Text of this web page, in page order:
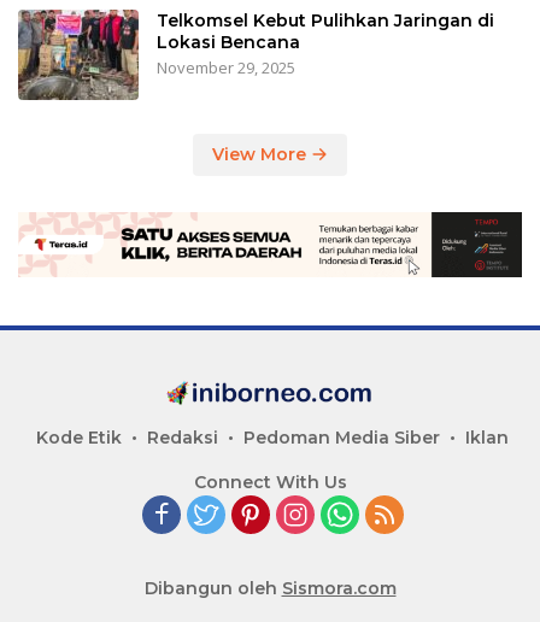
Telkomsel Kebut Pulihkan Jaringan di
Lokasi Bencana
November 29, 2025
View More
Kode Etik Redaksi Pedoman Media Siber Iklan
Connect With Us
Dibangun oleh Sismora.com